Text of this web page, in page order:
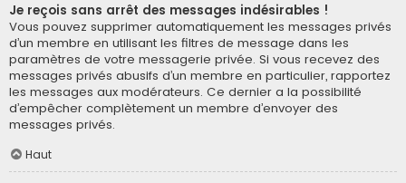
Je reçois sans arrêt des messages indésirables !
Vous pouvez supprimer automatiquement les messages privés
d’un membre en utilisant les filtres de message dans les
paramètres de votre messagerie privée. Si vous recevez des
messages privés abusifs d’un membre en particulier, rapportez
les messages aux modérateurs. Ce dernier a la possibilité
d’empêcher complètement un membre d’envoyer des
messages privés.
Haut